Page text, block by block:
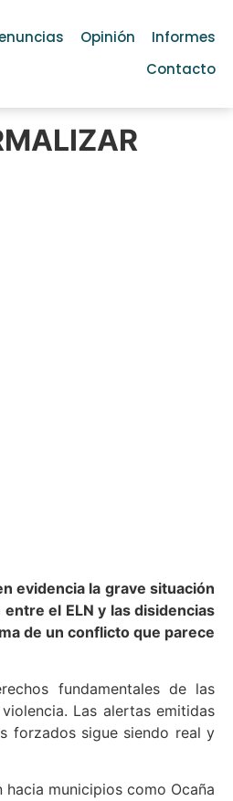
Opinión
Informes
Contacto
evidencia la grave situación
el ELN y las disidencias
de un conflicto que parece
fundamentales de las
Las alertas emitidas
forzados sigue siendo real y
municipios como Ocaña